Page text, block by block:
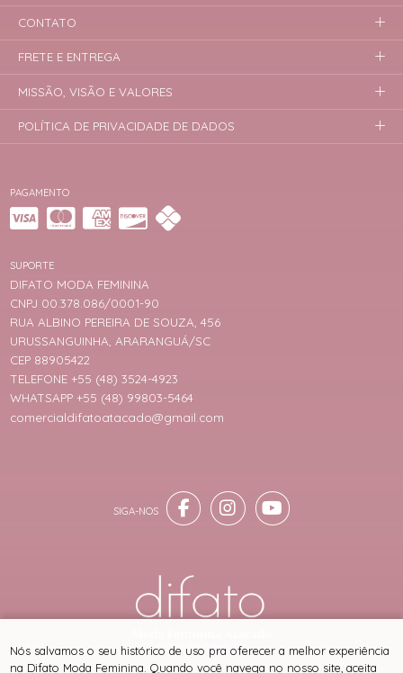
PAGAMENTO
SUPORTE
DIFATO MODA FEMININA
CNPJ 00.378.086/0001-90
RUA ALBINO PEREIRA DE SOUZA, 456
URUSSANGUINHA, ARARANGUÁ/SC
CEP 88905422
TELEFONE +55 (48) 3524-4923
WHATSAPP +55 (48) 99803-5464
comercialdifatoatacado@gmail.com
CONTATO
FRETE E ENTREGA
MISSÃO, VISÃO E VALORES
POLÍTICA DE PRIVACIDADE DE DADOS
® TODOS DIREITOS RESERVADOS
Nós salvamos o seu histórico de uso pra oferecer a melhor experiência
na Difato Moda Feminina. Quando você navega no nosso site, aceita